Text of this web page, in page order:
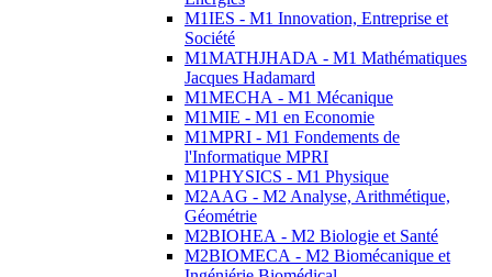
M1IES - M1 Innovation, Entreprise et
Société
M1MATHJHADA - M1 Mathématiques
Jacques Hadamard
M1MECHA - M1 Mécanique
M1MIE - M1 en Economie
M1MPRI - M1 Fondements de
l'Informatique MPRI
M1PHYSICS - M1 Physique
M2AAG - M2 Analyse, Arithmétique,
Géométrie
M2BIOHEA - M2 Biologie et Santé
M2BIOMECA - M2 Biomécanique et